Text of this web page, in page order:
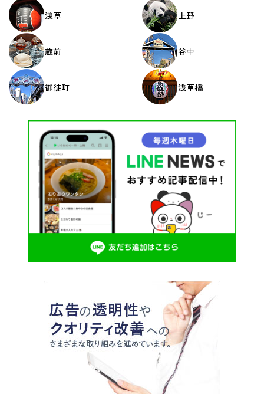
浅草 上野
蔵前 谷中
御徒町 浅草橋